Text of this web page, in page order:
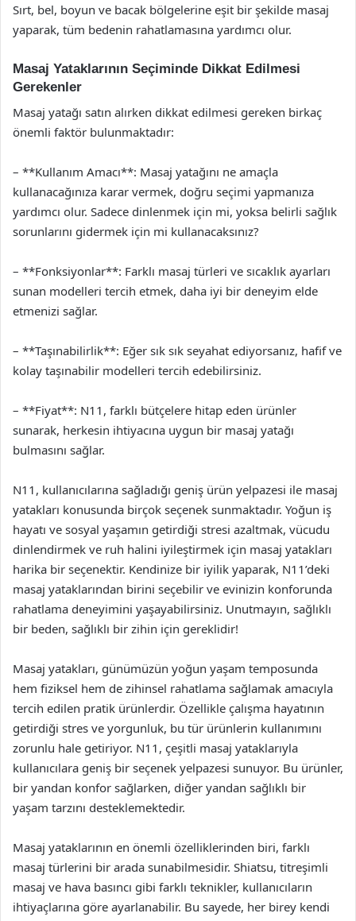
Sırt, bel, boyun ve bacak bölgelerine eşit bir şekilde masaj
yaparak, tüm bedenin rahatlamasına yardımcı olur.
Masaj Yataklarının Seçiminde Dikkat Edilmesi
Gerekenler
Masaj yatağı satın alırken dikkat edilmesi gereken birkaç
önemli faktör bulunmaktadır:
– **Kullanım Amacı**: Masaj yatağını ne amaçla
kullanacağınıza karar vermek, doğru seçimi yapmanıza
yardımcı olur. Sadece dinlenmek için mi, yoksa belirli sağlık
sorunlarını gidermek için mi kullanacaksınız?
– **Fonksiyonlar**: Farklı masaj türleri ve sıcaklık ayarları
sunan modelleri tercih etmek, daha iyi bir deneyim elde
etmenizi sağlar.
– **Taşınabilirlik**: Eğer sık sık seyahat ediyorsanız, hafif ve
kolay taşınabilir modelleri tercih edebilirsiniz.
– **Fiyat**: N11, farklı bütçelere hitap eden ürünler
sunarak, herkesin ihtiyacına uygun bir masaj yatağı
bulmasını sağlar.
N11, kullanıcılarına sağladığı geniş ürün yelpazesi ile masaj
yatakları konusunda birçok seçenek sunmaktadır. Yoğun iş
hayatı ve sosyal yaşamın getirdiği stresi azaltmak, vücudu
dinlendirmek ve ruh halini iyileştirmek için masaj yatakları
harika bir seçenektir. Kendinize bir iyilik yaparak, N11’deki
masaj yataklarından birini seçebilir ve evinizin konforunda
rahatlama deneyimini yaşayabilirsiniz. Unutmayın, sağlıklı
bir beden, sağlıklı bir zihin için gereklidir!
Masaj yatakları, günümüzün yoğun yaşam temposunda
hem fiziksel hem de zihinsel rahatlama sağlamak amacıyla
tercih edilen pratik ürünlerdir. Özellikle çalışma hayatının
getirdiği stres ve yorgunluk, bu tür ürünlerin kullanımını
zorunlu hale getiriyor. N11, çeşitli masaj yataklarıyla
kullanıcılara geniş bir seçenek yelpazesi sunuyor. Bu ürünler,
bir yandan konfor sağlarken, diğer yandan sağlıklı bir
yaşam tarzını desteklemektedir.
Masaj yataklarının en önemli özelliklerinden biri, farklı
masaj türlerini bir arada sunabilmesidir. Shiatsu, titreşimli
masaj ve hava basıncı gibi farklı teknikler, kullanıcıların
ihtiyaçlarına göre ayarlanabilir. Bu sayede, her birey kendi